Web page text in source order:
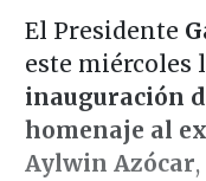
El Presidente
este miércoles
inauguración
homenaje al
Aylwin Azócar